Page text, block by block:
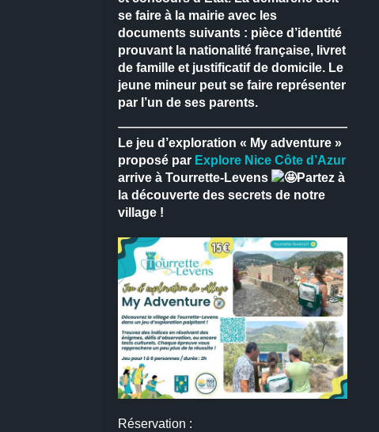
se faire à la mairie avec les
documents suivants : pièce d’identité
prouvant la nationalité française, livret
de famille et justificatif de domicile.Le
jeune mineur peut se faire représenter
par l’un de ses parents.
Le jeu d’exploration « My adventure »
proposé par Explore Nice Côte d’Azur
arrive à Tourrette-Levens
Partez à
la découverte des secrets de notre
village !
Réservation :